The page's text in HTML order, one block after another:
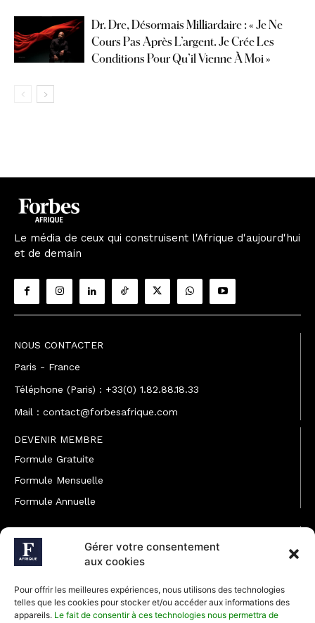
Gérer votre consentement
aux cookies
Pour offrir les meilleures expériences, nous utilisons des technologies
telles que les cookies pour stocker et/ou accéder aux informations des
appareils. Le fait de consentir à ces technologies nous permettra de
Dr. Dre, Désormais Milliardaire : « Je Ne
Cours Pas Après L’argent. Je Crée Les
Conditions Pour Qu’il Vienne À Moi »
Le média de ceux qui construisent l'Afrique d'aujourd'hui
et de demain
NOUS CONTACTER
Paris - France
Téléphone (Paris) : +33(0) 1.82.88.18.33
Mail : contact@forbesafrique.com
DEVENIR MEMBRE
Formule Gratuite
Formule Mensuelle
Formule Annuelle
JOINDRE L'ÉQUIPE
Rédaction
Développement commercial
Communiquer avec Forbes Afrique